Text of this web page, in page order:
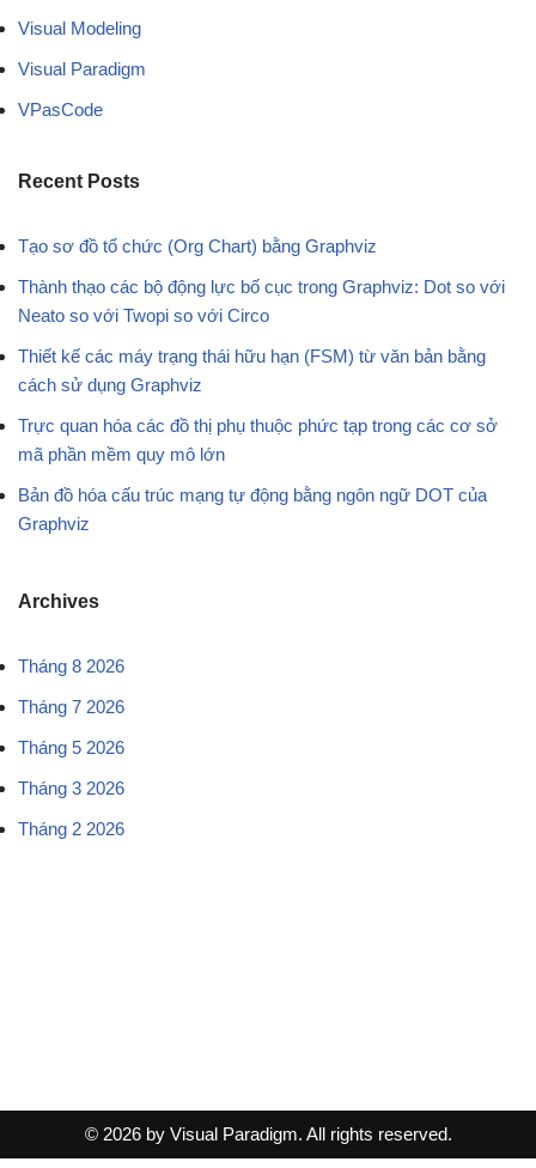
Visual Modeling
Visual Paradigm
VPasCode
Recent Posts
Tạo sơ đồ tổ chức (Org Chart) bằng Graphviz
Thành thạo các bộ động lực bố cục trong Graphviz: Dot so với
Neato so với Twopi so với Circo
Thiết kế các máy trạng thái hữu hạn (FSM) từ văn bản bằng
cách sử dụng Graphviz
Trực quan hóa các đồ thị phụ thuộc phức tạp trong các cơ sở
mã phần mềm quy mô lớn
Bản đồ hóa cấu trúc mạng tự động bằng ngôn ngữ DOT của
Graphviz
Archives
Tháng 8 2026
Tháng 7 2026
Tháng 5 2026
Tháng 3 2026
Tháng 2 2026
© 2026 by Visual Paradigm. All rights reserved.